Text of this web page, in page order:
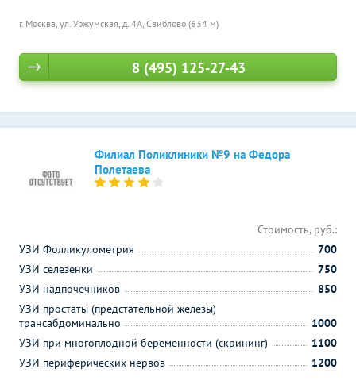
г. Москва, ул. Уржумская, д. 4А, Свиблово (634 м)
8 (495) 125-27-43
Филиал Поликлиники №9 на Федора
Полетаева
Стоимость, руб.:
УЗИ Фолликулометрия
700
УЗИ селезенки
750
УЗИ надпочечников
850
УЗИ простаты (предстательной железы)
трансабдоминально
1000
УЗИ при многоплодной беременности (скрининг)
1100
УЗИ периферических нервов
1200